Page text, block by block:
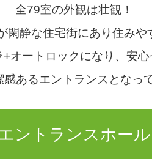
全79室の外観は壮観！
閑静な住宅街にあり住みや
+オートロックになり、安
感あるエントランスとなっ
ントランスホール